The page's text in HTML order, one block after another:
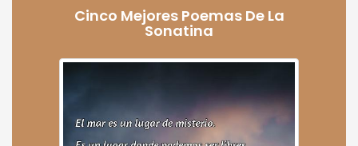
Cinco Mejores Poemas De La
Sonatina